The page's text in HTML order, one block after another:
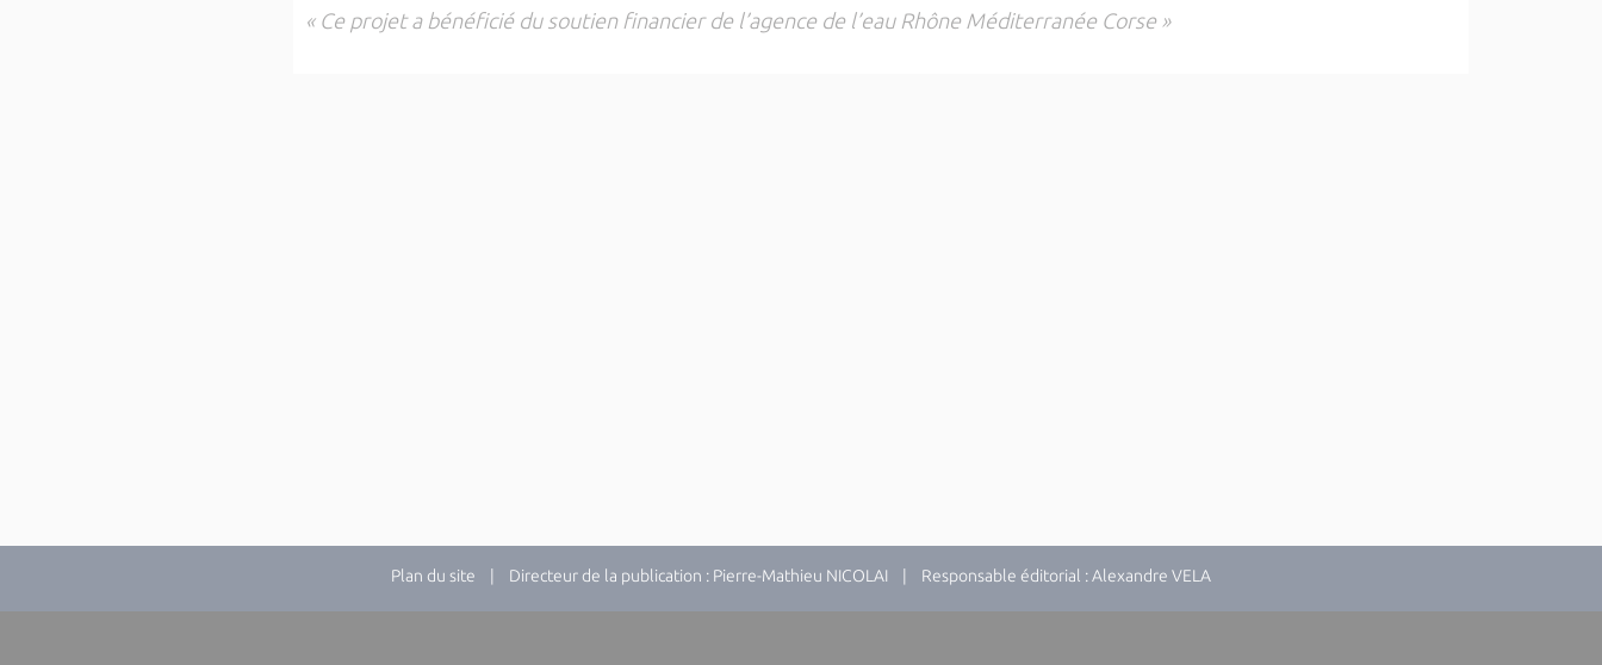
« Ce projet a bénéficié du soutien financier de l’agence de l’eau Rhône Méditerranée Corse »
Plan du site | Directeur de la publication : Pierre-Mathieu NICOLAI | Responsable éditorial : Alexandre VELA